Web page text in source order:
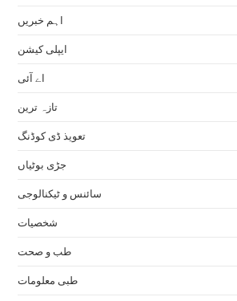
اہم خبریں
ایپلی کیشن
اے آئی
تازہ ترین
تعویذ ڈی کوڈنگ
جڑی بوٹیاں
سائنس و ٹیکنالوجی
شخصیات
طب و صحت
طبی معلومات